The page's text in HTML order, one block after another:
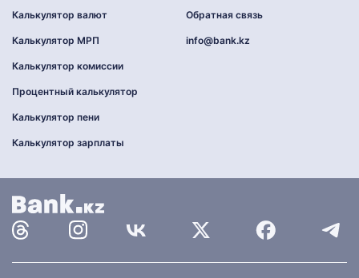
Калькулятор валют
Калькулятор МРП
Калькулятор комиссии
Процентный калькулятор
Калькулятор пени
Калькулятор зарплаты
Обратная связь
info@bank.kz